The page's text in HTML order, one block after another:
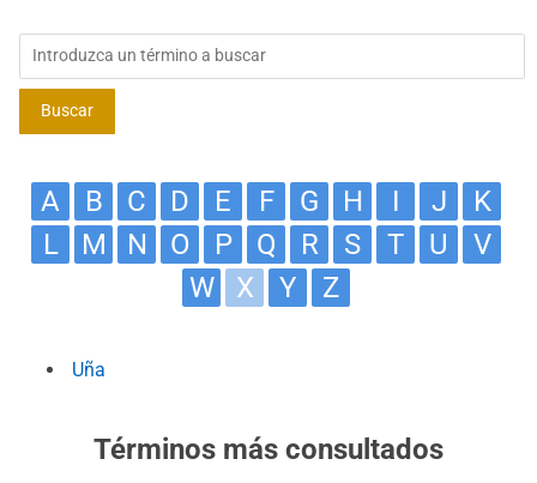
A B C D E F G H I J
K
L
M N O P Q R S T U
V
W
X Y Z
Uña
Términos más consultados